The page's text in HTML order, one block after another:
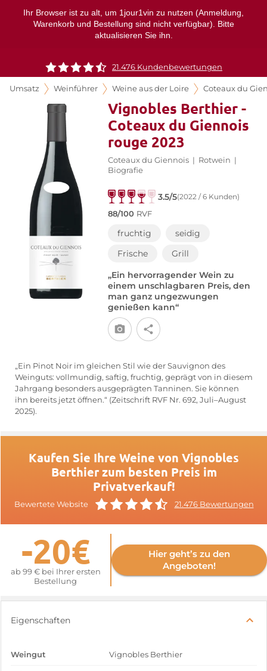
Ihr Browser ist zu alt, um 1jour1vin zu nutzen (Anmeldung,
Warenkorb und Bestellung sind nicht verfügbar). Bitte
aktualisieren Sie ihn.
21.476 Kundenbewertungen
Umsatz Weinführer Weine aus der Loire Coteaux du
Vignobles Berthier -
Coteaux du Giennois
rouge 2023
Coteaux du Giennois | Rotwein |
Biografie
3.5/5(2022 / 6 Kunden)
88/100 RVF
fruchtig
seidig
Frische
Grill
„Ein hervorragender Wein zu
einem unschlagbaren Preis, den
man ganz ungezwungen
genießen kann“
„Ein Pinot Noir im gleichen Stil wie der Sauvignon des
Weinguts: vollmundig, saftig, fruchtig, geprägt von in diesem
Jahrgang besonders ausgeprägten Tanninen. Sie können
ihn bereits jetzt öffnen.“ (Zeitschrift RVF Nr. 692, Juli–August
2025).
Kaufen Sie Ihre Weine von Vignobles
Berthier zum besten Preis im
Privatverkauf!
Bewertete Website 21.476 Bewertungen
-20€
ab 99 € bei Ihrer ersten
Bestellung
Hier geht’s zu den
Angeboten!
Eigenschaften
Weingut Vignobles Berthier